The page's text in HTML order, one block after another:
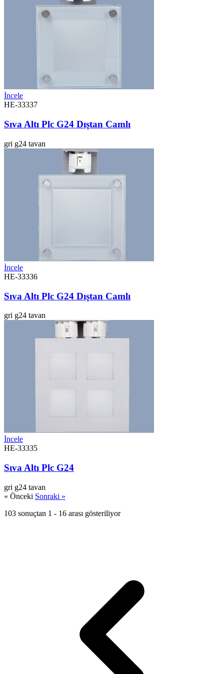
İncele
HE-33337
Sıva Altı Plc G24 Dıştan Camlı
gri g24 tavan
İncele
HE-33336
Sıva Altı Plc G24 Dıştan Camlı
gri g24 tavan
İncele
HE-33335
Sıva Altı Plc G24
gri g24 tavan
« Önceki Sonraki »
103 sonuçtan 1 - 16 arası gösteriliyor